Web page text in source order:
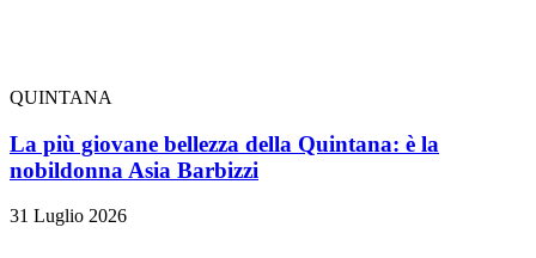
QUINTANA
La più giovane bellezza della Quintana: è la
nobildonna Asia Barbizzi
31 Luglio 2026